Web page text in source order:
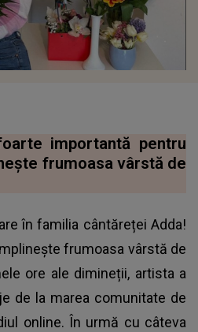
importantă pentru
frumoasa vârstă de
în familia cântăreței Adda!
frumoasa vârstă de
ore ale dimineții, artista a
de la marea comunitate de
online. În urmă cu câteva